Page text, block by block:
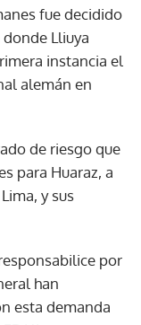
fue decidido
Lliuya
instancia el
alemán en
de riesgo que
para Huaraz, a
y sus
por
han
esta demanda